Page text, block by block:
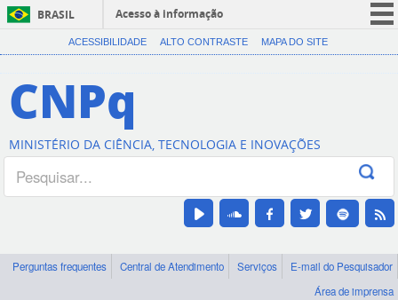
BRASIL
Acesso à informação
CORONAVÍRUS (COVID-19)
Canais
ACESSIBILIDADE ALTO CONTRASTE MAPA DO SITE
CNPq
MINISTÉRIO DA CIÊNCIA, TECNOLOGIA E INOVAÇÕES
Perguntas frequentes Central de Atendimento Serviços
E-mail do Pesquisador
Área de imprensa